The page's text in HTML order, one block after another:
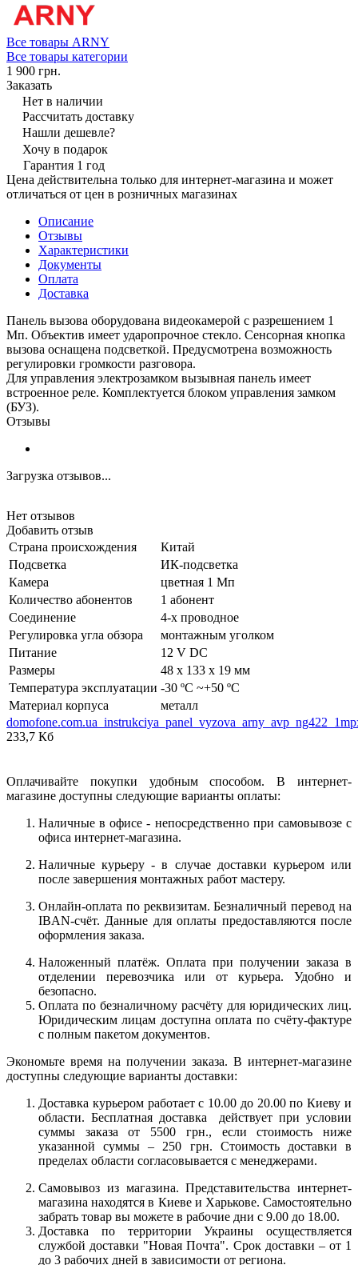
Все товары ARNY
Все товары категории
1 900 грн.
Заказать
Нет в наличии
Рассчитать доставку
Нашли дешевле?
Хочу в подарок
Гарантия 1 год
Цена действительна только для интернет-магазина и может
отличаться от цен в розничных магазинах
Описание
Отзывы
Характеристики
Документы
Оплата
Доставка
Панель вызова оборудована видеокамерой с разрешением 1
Мп. Объектив имеет ударопрочное стекло. Сенсорная кнопка
вызова оснащена подсветкой. Предусмотрена возможность
регулировки громкости разговора.
Для управления электрозамком вызывная панель имеет
встроенное реле. Комплектуется блоком управления замком
(БУЗ).
Отзывы
Загрузка отзывов...
Нет отзывов
Добавить отзыв
Страна происхождения
Китай
Подсветка
ИК-подсветка
Камера
цветная 1 Мп
Количество абонентов
1 абонент
Соединение
4-х проводное
Регулировка угла обзора
монтажным уголком
Питание
12 V DC
Размеры
48 х 133 х 19 мм
Температура эксплуатации -30 ºC ~+50 ºC
Материал корпуса
металл
233,7 Кб
Оплачивайте покупки удобным способом. В интернет-
магазине доступны следующие варианты оплаты:
Наличные в офисе - непосредственно при самовывозе с
офиса интернет-магазина.
Наличные курьеру - в случае доставки курьером или
после завершения монтажных работ мастеру.
Онлайн-оплата по реквизитам. Безналичный перевод на
IBAN-счёт. Данные для оплаты предоставляются после
оформления заказа.
Наложенный платёж. Оплата при получении заказа в
отделении перевозчика или от курьера. Удобно и
безопасно.
Оплата по безналичному расчёту для юридических лиц.
Юридическим лицам доступна оплата по счёту-фактуре
с полным пакетом документов.
Экономьте время на получении заказа. В интернет-магазине
доступны следующие варианты доставки:
Доставка курьером работает с 10.00 до 20.00 по Киеву и
области. Бесплатная доставка действует при условии
суммы заказа от 5500 грн., если стоимость ниже
указанной суммы – 250 грн. Стоимость доставки в
пределах области согласовывается с менеджерами.
Самовывоз из магазина. Представительства интернет-
магазина находятся в Киеве и Харькове. Самостоятельно
забрать товар вы можете в рабочие дни с 9.00 до 18.00.
Доставка по территории Украины осуществляется
службой доставки "Новая Почта". Срок доставки – от 1
до 3 рабочих дней в зависимости от региона.